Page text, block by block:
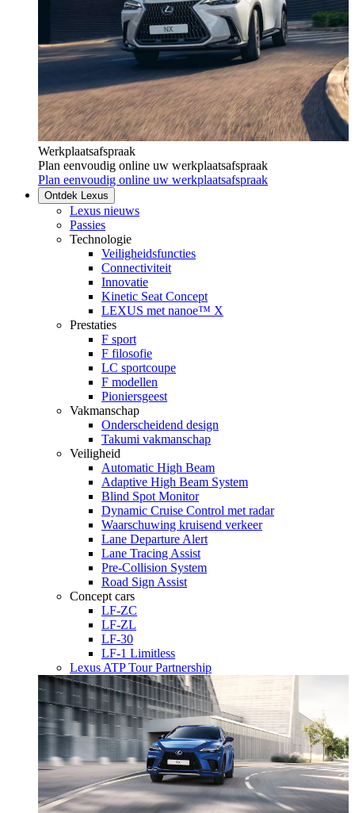
Werkplaatsafspraak
Plan eenvoudig online uw werkplaatsafspraak
Plan eenvoudig online uw werkplaatsafspraak
Ontdek Lexus
Lexus nieuws
Passies
Technologie
Veiligheidsfuncties
Connectiviteit
Innovatie
Kinetic Seat Concept
LEXUS met nanoe™ X
Prestaties
F sport
F filosofie
LC sportcoupe
F modellen
Pioniersgeest
Vakmanschap
Onderscheidend design
Takumi vakmanschap
Veiligheid
Automatic High Beam
Adaptive High Beam System
Blind Spot Monitor
Dynamic Cruise Control met radar
Waarschuwing kruisend verkeer
Lane Departure Alert
Lane Tracing Assist
Pre-Collision System
Road Sign Assist
Concept cars
LF-ZC
LF-ZL
LF-30
LF-1 Limitless
Lexus ATP Tour Partnership